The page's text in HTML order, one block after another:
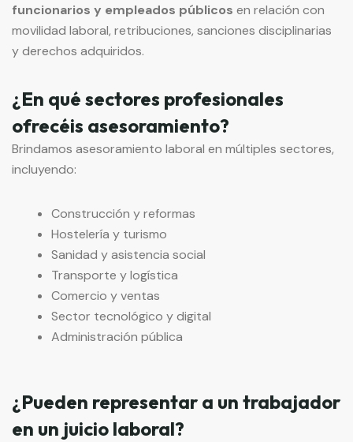
funcionarios y empleados públicos en relación con
movilidad laboral, retribuciones, sanciones disciplinarias
y derechos adquiridos.
¿En qué sectores profesionales
ofrecéis asesoramiento?
Brindamos asesoramiento laboral en múltiples sectores,
incluyendo:
Construcción y reformas
Hostelería y turismo
Sanidad y asistencia social
Transporte y logística
Comercio y ventas
Sector tecnológico y digital
Administración pública
¿Pueden representar a un trabajador
en un juicio laboral?